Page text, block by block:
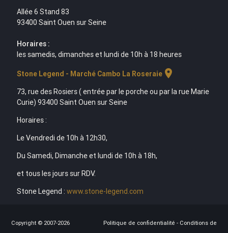
Allée 6 Stand 83
93400 Saint Ouen sur Seine
Horaires :
les samedis, dimanches et lundi de 10h à 18 heures
Stone Legend - Marché Cambo La Roseraielocation_on
73, rue des Rosiers ( entrée par le porche ou par la rue Marie
Curie) 93400 Saint Ouen sur Seine
Horaires :
Le Vendredi de 10h à 12h30,
Du Samedi, Dimanche et lundi de 10h à 18h,
et tous les jours sur RDV.
Stone Legend : www.stone-legend.com
Copyright © 2007-2026 Politique de confidentialité - Conditions de